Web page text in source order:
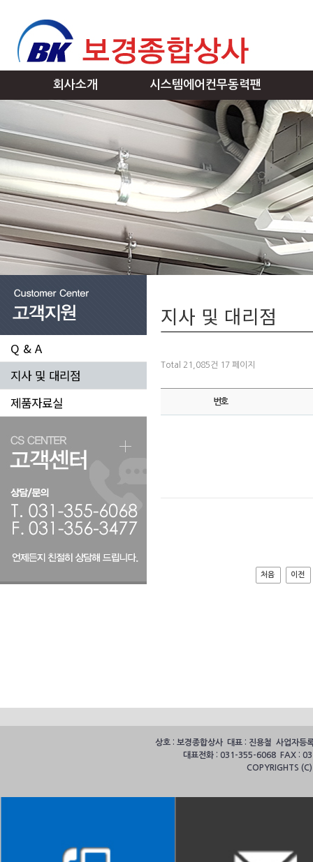
회사소개 시스템에어컨무동력팬
Q & A
지사 및 대리점
제품자료실
지사 및 대리점
Total 21,085건 17 페이지
번호
처음 이전
상호 : 보경종합상사 대표 : 진용철 사업자
대표전화 : 031-355-6068 FAX :
COPYRIGHTS (C)